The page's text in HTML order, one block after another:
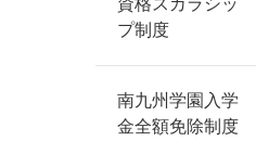
プ制度
南九州学園入学
金全額免除制度